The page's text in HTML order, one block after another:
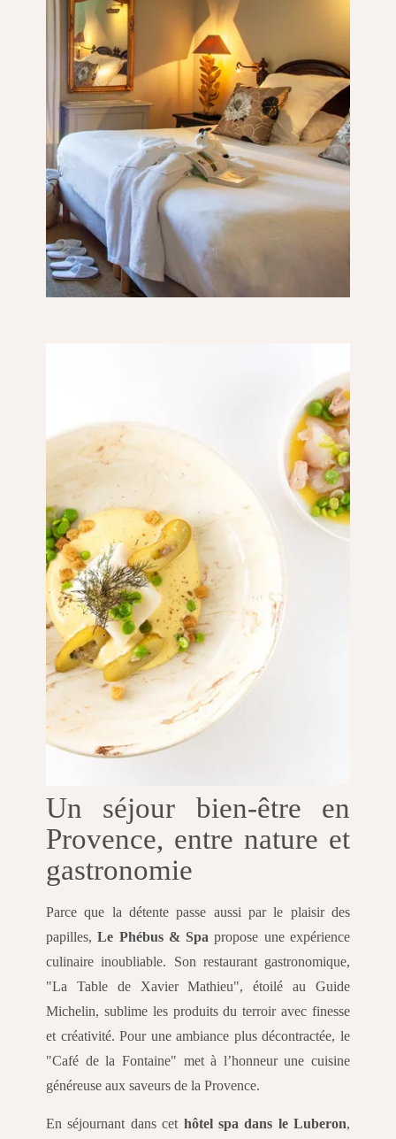
Un séjour bien-être en
Provence, entre nature et
gastronomie
Parce que la détente passe aussi par le plaisir des
papilles,Le Phébus & Spa propose une expérience
culinaire inoubliable. Son restaurant gastronomique,
"La Table de Xavier Mathieu", étoilé au Guide
Michelin, sublime les produits du terroir avec finesse
et créativité. Pour une ambiance plus décontractée, le
"Café de la Fontaine" met à l’honneur une cuisine
généreuse aux saveurs de la Provence.
En séjournant dans cet hôtel spa dans le Luberon,